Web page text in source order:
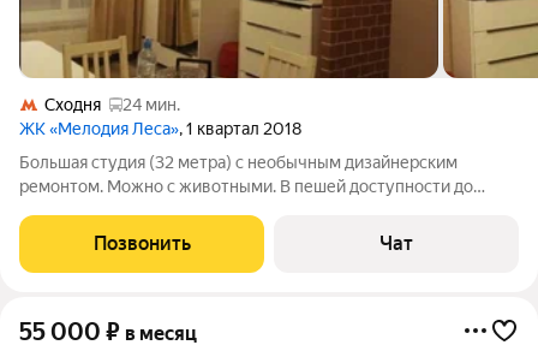
Сходня
24 мин.
ЖК «Мелодия Леса», 1 квартал 2018
Большая студия (32 метра) с необычным дизайнерским
ремонтом. Можно с животными. В пешей доступности до
Крюково, без пробок 10 минут. Так же с этой же остановки,
автобус едет в сторону области и до
Позвонить Чат
55 000 ₽ в месяц